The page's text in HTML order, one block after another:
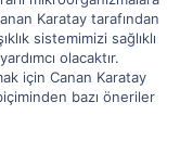
Karatay tarafından
sistemimizi sağlıklı
olacaktır.
için Canan Karatay
bazı öneriler